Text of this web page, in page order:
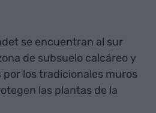
se encuentran al sur
de subsuelo calcáreo y
los tradicionales muros
las plantas de la